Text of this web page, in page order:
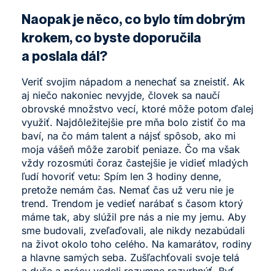
Naopak je něco, co bylo tím dobrým
krokem, co byste doporučila
a poslala dál?
Veriť svojim nápadom a nenechať sa zneistiť. Ak
aj niečo nakoniec nevyjde, človek sa naučí
obrovské množstvo vecí, ktoré môže potom ďalej
využiť. Najdôležitejšie pre mňa bolo zistiť čo ma
baví, na čo mám talent a nájsť spôsob, ako mi
moja vášeň môže zarobiť peniaze. Čo ma však
vždy rozosmúti čoraz častejšie je vidieť mladých
ľudí hovoriť vetu: Spím len 3 hodiny denne,
pretože nemám čas. Nemať čas už veru nie je
trend. Trendom je vedieť narábať s časom ktorý
máme tak, aby slúžil pre nás a nie my jemu. Aby
sme budovali, zveľaďovali, ale nikdy nezabúdali
na život okolo toho celého. Na kamarátov, rodiny
a hlavne samých seba. Zušľachťovali svoje telá